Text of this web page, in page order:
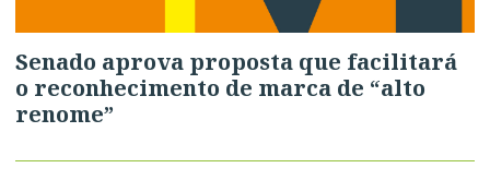
Senado aprova proposta que facilitará
o reconhecimento de marca de “alto
renome”